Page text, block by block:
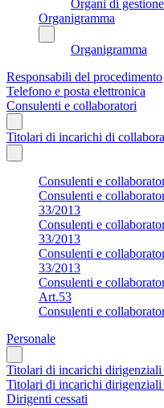
Organi di gestione
Organigramma
Organigramma
Responsabili del procedimento
Telefono e posta elettronica
Consulenti e collaboratori
Titolari di incarichi di
Consulenti e
Consulenti e
33/2013
Consulenti e
33/2013
Consulenti e
33/2013
Consulenti e
Art.53
Consulenti e
Personale
Titolari di incarichi
Titolari di incarichi
Dirigenti cessati